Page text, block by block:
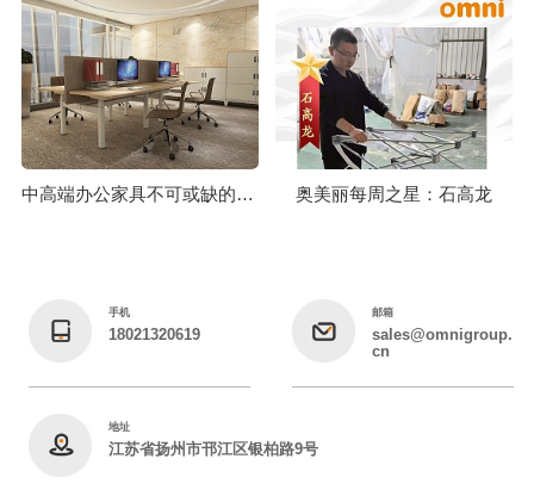
中高端办公家具不可或缺的工艺技术标准 奥美丽每周之星：石高龙
手机
18021320619
邮箱
sales@omnigroup.
cn
地址
江苏省扬州市邗江区银柏路9号